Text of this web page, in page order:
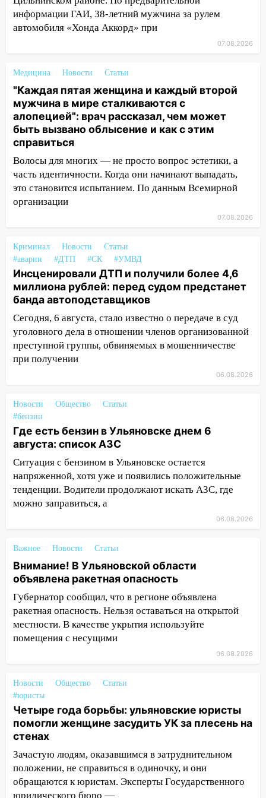
17:08 Ульяновский областной суд
оставил в силе приговор руководству
«УльяновскФармации» за махинации на
16:09
Ветераны легкой атлетики из
Ульяновска успешно выступили на
Чемпионате России
16:02 В Ульяновской области убрали
более 28% площадей зерновых и
зернобобовых культур
15:51 Бросила кирпич в жену брата: в
Ульяновской области завели дело на
агрессивную женщину
15:15
Проводил до квартиры и ограбил:
новый кавалер женщины оказался
рецидивистом
14:26 В Ульяновске ограничат движение
по улице Ефремова
14:23
67% ульяновцев готовы
передумать увольняться, если им
повысят зарплату
более 4,6 миллиона рублей: перед
судом предстанет банда
автоподставщиков
13:36 В Инзе произошел крупный пожар
13:00 В суде защитили репутацию
мужчины, которого необоснованно
обвиняли в жестоком обращении с
животными
Ульяновской области перевозчик
провернул хитрую схему с чужими
проездными
12:10 Ульяновский алиментщик накопил
120 тысяч долга
11:49 Снят режим «Ракетная
опасность» на территории Ульяновской
11:30
Кабмин РФ разрешил до 1 июля
2027 года импорт, выпуск и обращение
бензина Евро 2, Евро 3, Евро 4
11:12 Соцсети: на Рябикова автомобиль
врезался в забор
10:27 Где есть бензин в Ульяновске
днем 6 августа: список АЗС
10:16 Внимание! В Ульяновской области
информации ГАИ, 38-летний мужчина за рулем
автомобиля «Хонда Аккорд» при
07.08.2026
Медицина Новости Статьи
"Каждая пятая женщина и каждый второй
мужчина в мире сталкиваются с
алопецией": врач рассказал, чем может
быть вызвано облысение и как с этим
справиться
Волосы для многих — не просто вопрос эстетики, а
часть идентичности. Когда они начинают выпадать,
это становится испытанием. По данным Всемирной
организации
07.08.2026
Криминал Новости
Статьи
#аварии
#ДТП #СК #УМВД
Инсценировали ДТП и получили более 4,6
миллиона рублей: перед судом предстанет
банда автоподставщиков
Сегодня, 6 августа, стало известно о передаче в суд
уголовного дела в отношении членов организованной
преступной группы, обвиняемых в мошенничестве
при получении
06.08.2026
Новости Общество
Статьи
#бензин
Где есть бензин в Ульяновске днем 6
августа: список АЗС
Ситуация с бензином в Ульяновске остается
напряженной, хотя уже и появились положительные
тенденции. Водители продолжают искать АЗС, где
можно заправиться, а
06.08.2026
Важное Новости Статьи
Внимание! В Ульяновской области
объявлена ракетная опасность
Губернатор сообщил, что в регионе объявлена
ракетная опасность. Нельзя оставаться на открытой
местности. В качестве укрытия используйте
помещения с несущими
06.08.2026
Новости Общество
Статьи
#юристы
Четыре года борьбы: ульяновские юристы
помогли женщине засудить УК за плесень на
стенах
Зачастую людям, оказавшимся в затруднительном
положении, не справиться в одиночку, и они
обращаются к юристам. Эксперты Государственного
юридического бюро —